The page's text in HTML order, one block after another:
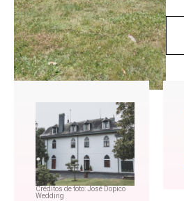
Créditos de foto: José Dopico
Wedding